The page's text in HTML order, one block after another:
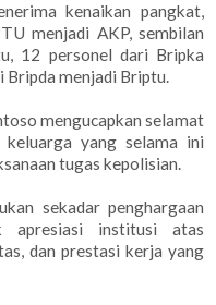
kenaikan pangkat,
menjadi AKP, sembilan
12 personel dari Bripka
Bripda menjadi Briptu.
mengucapkan selamat
keluarga yang selama ini
tugas kepolisian.
sekadar penghargaan
apresiasi institusi atas
dan prestasi kerja yang